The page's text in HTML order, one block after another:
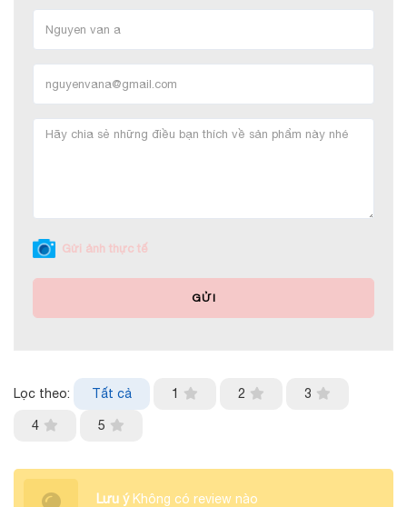
Gửi ảnh thực tế
GỬI
Lọc theo: Tất cả 1 2 3
4 5
Lưu ýKhông có review nào